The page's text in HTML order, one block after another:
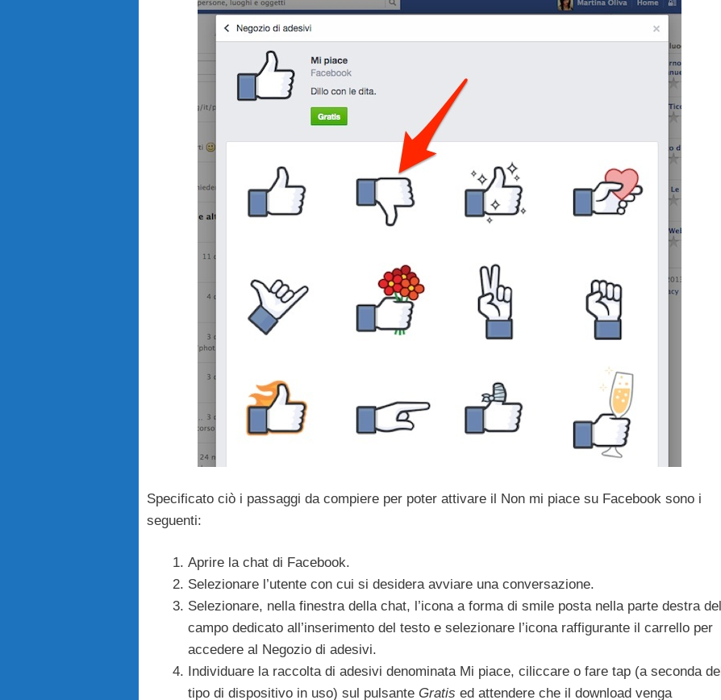
Specificato ciò i passaggi da compiere per poter attivare il Non mi piace su Facebook sono i
seguenti:
Aprire la chat di Facebook.
Selezionare l’utente con cui si desidera avviare una conversazione.
Selezionare, nella finestra della chat, l’icona a forma di smile posta nella parte destra del
campo dedicato all’inserimento del testo e selezionare l’icona raffigurante il carrello per
accedere al Negozio di adesivi.
Individuare la raccolta di adesivi denominata Mi piace, ciliccare o fare tap (a seconda del
tipo di dispositivo in uso) sul pulsante Gratis ed attendere che il download venga